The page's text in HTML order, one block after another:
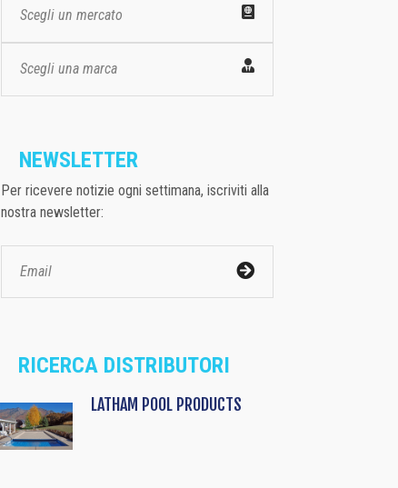
Scegli un mercato
Scegli una marca
NEWSLETTER
Per ricevere notizie ogni settimana, iscriviti alla
nostra newsletter:
RICERCA DISTRIBUTORI
LATHAM POOL PRODUCTS